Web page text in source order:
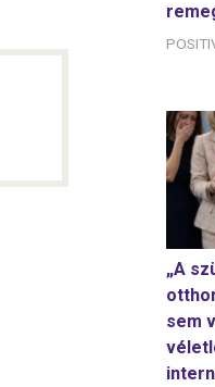
„A
sem